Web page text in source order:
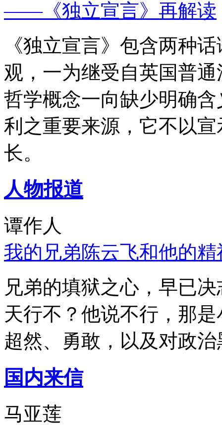
——《独立宣言》再解读
《独立宣言》包含两种
观，一为继受自英国普
哲学概念一向缺少明确
利之重要来源，它不以
长。
人物报道
谭作人
我的兄弟陈云飞和他的
兄弟的填狱之心，早已
天行不？他说不行，那
超然、勇敢，以及对政
国内来信
马亚莲